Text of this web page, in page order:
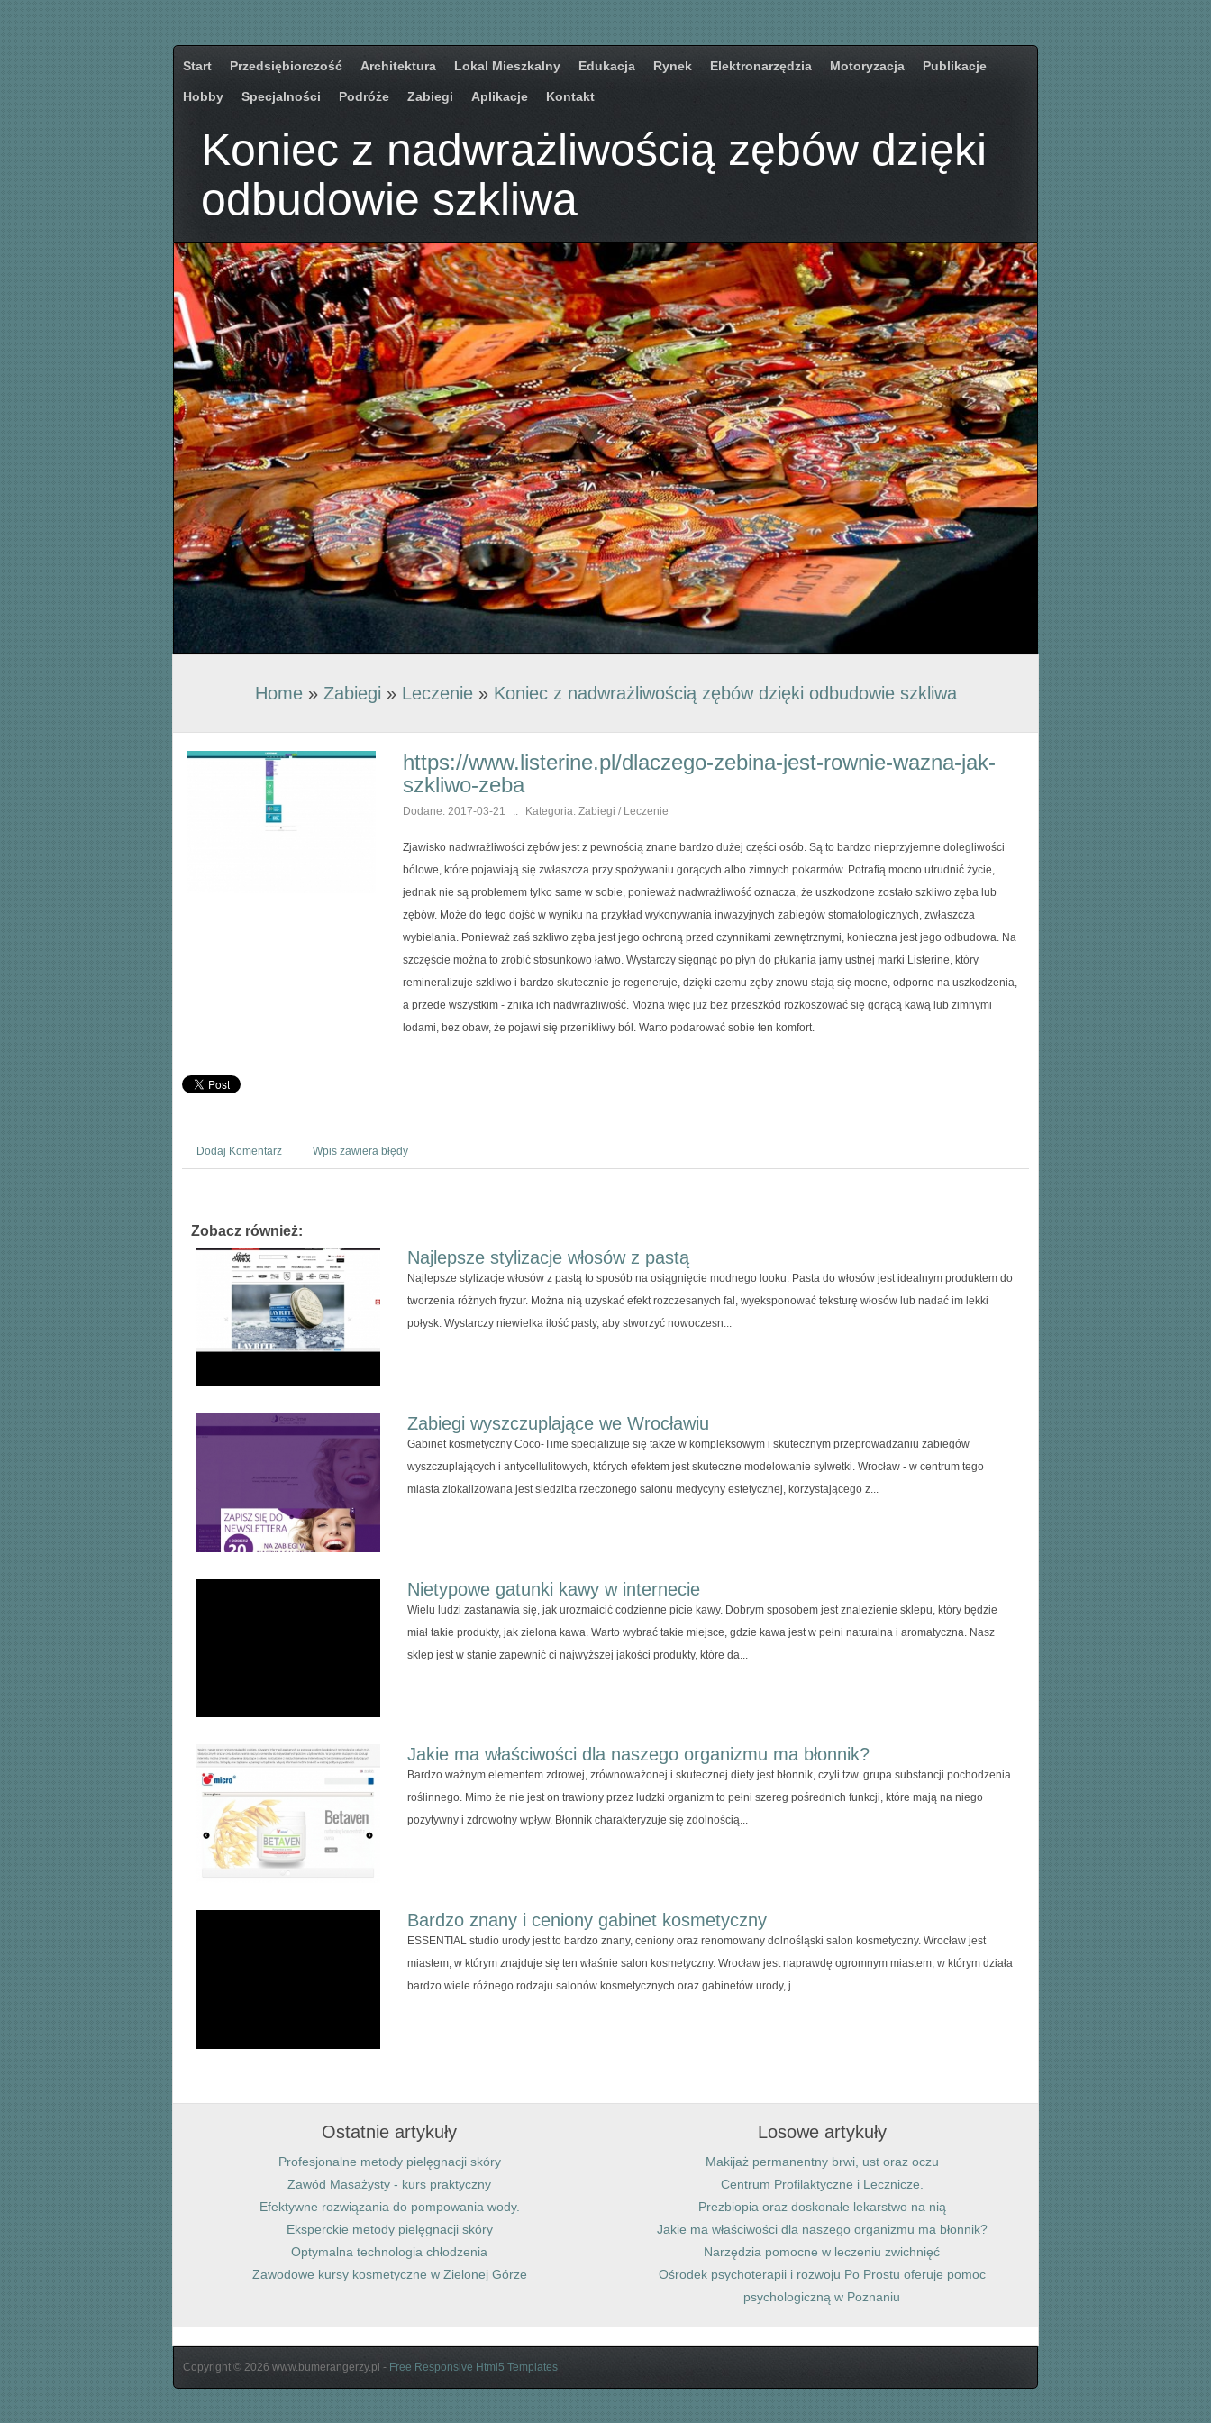
Start Przedsiębiorczość Architektura Lokal Mieszkalny Edukacja Rynek Elektronarzędzia Motoryzacja Publikacje
Hobby Specjalności Podróże Zabiegi Aplikacje Kontakt
Koniec z nadwrażliwością zębów dzięki
odbudowie szkliwa
Home» Zabiegi » Leczenie» Koniec z nadwrażliwością zębów dzięki odbudowie szkliwa
https://www.listerine.pl/dlaczego-zebina-jest-rownie-wazna-jak-
szkliwo-zeba
Dodane: 2017-03-21 :: Kategoria: Zabiegi / Leczenie
Zjawisko nadwrażliwości zębów jest z pewnością znane bardzo dużej części osób. Są to bardzo nieprzyjemne dolegliwości
bólowe, które pojawiają się zwłaszcza przy spożywaniu gorących albo zimnych pokarmów. Potrafią mocno utrudnić życie,
jednak nie są problemem tylko same w sobie, ponieważ nadwrażliwość oznacza, że uszkodzone zostało szkliwo zęba lub
zębów. Może do tego dojść w wyniku na przykład wykonywania inwazyjnych zabiegów stomatologicznych, zwłaszcza
wybielania. Ponieważ zaś szkliwo zęba jest jego ochroną przed czynnikami zewnętrznymi, konieczna jest jego odbudowa. Na
szczęście można to zrobić stosunkowo łatwo. Wystarczy sięgnąć po płyn do płukania jamy ustnej marki Listerine, który
remineralizuje szkliwo i bardzo skutecznie je regeneruje, dzięki czemu zęby znowu stają się mocne, odporne na uszkodzenia,
a przede wszystkim - znika ich nadwrażliwość. Można więc już bez przeszkód rozkoszować się gorącą kawą lub zimnymi
lodami, bez obaw, że pojawi się przenikliwy ból. Warto podarować sobie ten komfort.
Dodaj Komentarz Wpis zawiera błędy
Zobacz również:
Najlepsze stylizacje włosów z pastą
Najlepsze stylizacje włosów z pastą to sposób na osiągnięcie modnego looku. Pasta do włosów jest idealnym produktem do
tworzenia różnych fryzur. Można nią uzyskać efekt rozczesanych fal, wyeksponować teksturę włosów lub nadać im lekki
połysk. Wystarczy niewielka ilość pasty, aby stworzyć nowoczesn...
Zabiegi wyszczuplające we Wrocławiu
Gabinet kosmetyczny Coco-Time specjalizuje się także w kompleksowym i skutecznym przeprowadzaniu zabiegów
wyszczuplających i antycellulitowych, których efektem jest skuteczne modelowanie sylwetki. Wrocław - w centrum tego
miasta zlokalizowana jest siedziba rzeczonego salonu medycyny estetycznej, korzystającego z...
Nietypowe gatunki kawy w internecie
Wielu ludzi zastanawia się, jak urozmaicić codzienne picie kawy. Dobrym sposobem jest znalezienie sklepu, który będzie
miał takie produkty, jak zielona kawa. Warto wybrać takie miejsce, gdzie kawa jest w pełni naturalna i aromatyczna. Nasz
sklep jest w stanie zapewnić ci najwyższej jakości produkty, które da...
Jakie ma właściwości dla naszego organizmu ma błonnik?
Bardzo ważnym elementem zdrowej, zrównoważonej i skutecznej diety jest błonnik, czyli tzw. grupa substancji pochodzenia
roślinnego. Mimo że nie jest on trawiony przez ludzki organizm to pełni szereg pośrednich funkcji, które mają na niego
pozytywny i zdrowotny wpływ. Błonnik charakteryzuje się zdolnością...
Bardzo znany i ceniony gabinet kosmetyczny
ESSENTIAL studio urody jest to bardzo znany, ceniony oraz renomowany dolnośląski salon kosmetyczny. Wrocław jest
miastem, w którym znajduje się ten właśnie salon kosmetyczny. Wrocław jest naprawdę ogromnym miastem, w którym działa
bardzo wiele różnego rodzaju salonów kosmetycznych oraz gabinetów urody, j...
Ostatnie artykuły
Profesjonalne metody pielęgnacji skóry
Zawód Masażysty - kurs praktyczny
Efektywne rozwiązania do pompowania wody.
Eksperckie metody pielęgnacji skóry
Optymalna technologia chłodzenia
Zawodowe kursy kosmetyczne w Zielonej Górze
Losowe artykuły
Makijaż permanentny brwi, ust oraz oczu
Centrum Profilaktyczne i Lecznicze.
Prezbiopia oraz doskonałe lekarstwo na nią
Jakie ma właściwości dla naszego organizmu ma błonnik?
Narzędzia pomocne w leczeniu zwichnięć
Ośrodek psychoterapii i rozwoju Po Prostu oferuje pomoc
psychologiczną w Poznaniu
Copyright © 2026 www.bumerangerzy.pl - Free Responsive Html5 Templates